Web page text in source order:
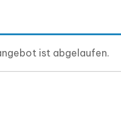
ist abgelaufen.